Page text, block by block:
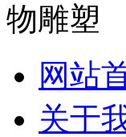
物雕塑
网站
关于